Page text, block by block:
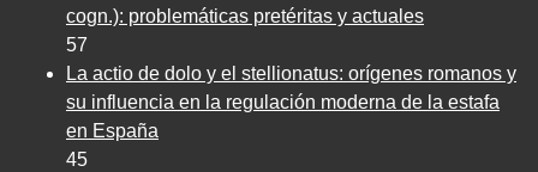
cogn.): problemáticas pretéritas y actuales
57
La actio de dolo y el stellionatus: orígenes romanos y
su influencia en la regulación moderna de la estafa
en España
45